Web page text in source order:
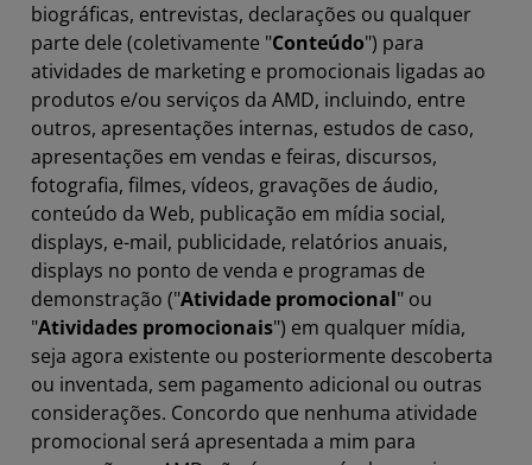
biográficas, entrevistas, declarações ou qualquer
parte dele (coletivamente "Conteúdo") para
atividades de marketing e promocionais ligadas ao
produtos e/ou serviços da AMD, incluindo, entre
outros, apresentações internas, estudos de caso,
apresentações em vendas e feiras, discursos,
fotografia, filmes, vídeos, gravações de áudio,
conteúdo da Web, publicação em mídia social,
displays, e-mail, publicidade, relatórios anuais,
displays no ponto de venda e programas de
demonstração ("Atividade promocional" ou
"Atividades promocionais") em qualquer mídia,
seja agora existente ou posteriormente descoberta
ou inventada, sem pagamento adicional ou outras
considerações. Concordo que nenhuma atividade
promocional será apresentada a mim para